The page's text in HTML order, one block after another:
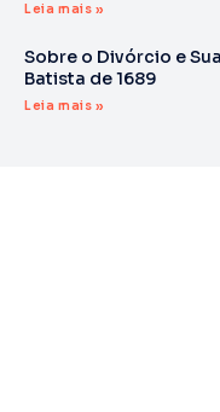
Leia mais »
Sobre o Divórcio e
Batista de 1689
Leia mais »